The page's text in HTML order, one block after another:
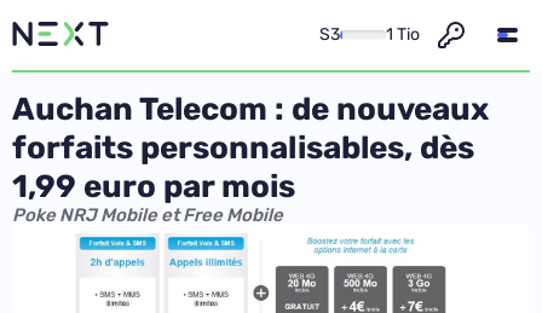
S3 1 Tio
Auchan Telecom : de nouveaux
forfaits personnalisables, dès
1,99 euro par mois
Poke NRJ Mobile et Free Mobile